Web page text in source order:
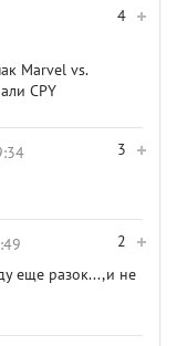
4
Marvel vs.
CPY
3
2
еще разок...,и не